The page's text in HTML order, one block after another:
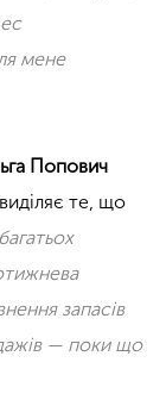
мене
Попович
те, що
запасів
— поки що